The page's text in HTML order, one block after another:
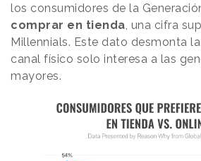
los consumidores de la
comprar en tienda , una cifra
Millennials. Este dato desmonta
canal físico solo interesa a las
mayores.